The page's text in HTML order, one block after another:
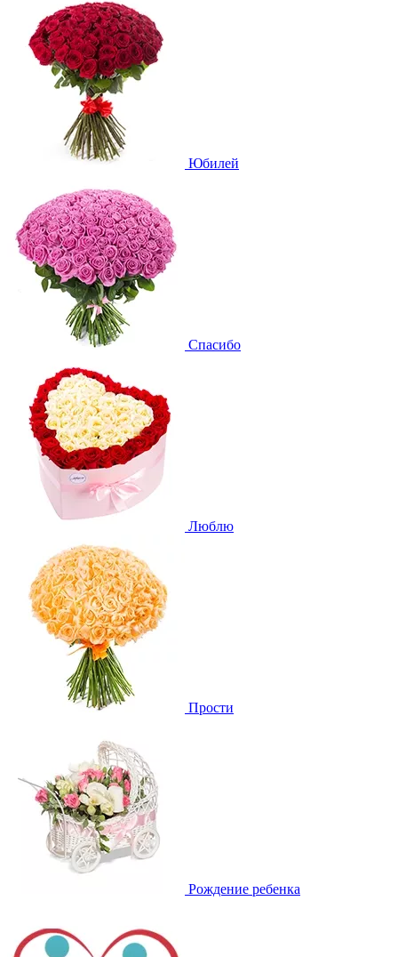
Юбилей
Спасибо
Люблю
Прости
Рождение ребенка